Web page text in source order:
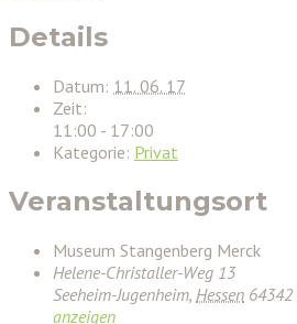
Details
Datum: 11. 06. 17
Zeit:
11:00 - 17:00
Kategorie: Privat
Veranstaltungsort
Museum Stangenberg Merck
Helene-Christaller-Weg 13
Seeheim-Jugenheim, Hessen 64342
anzeigen